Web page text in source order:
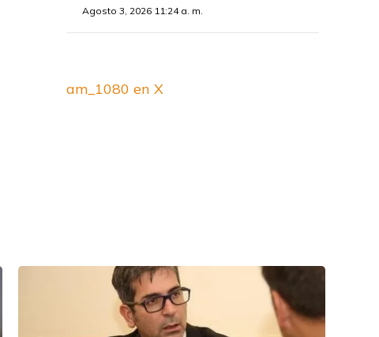
Agosto 3, 2026 11:24 a. m.
am_1080 en X